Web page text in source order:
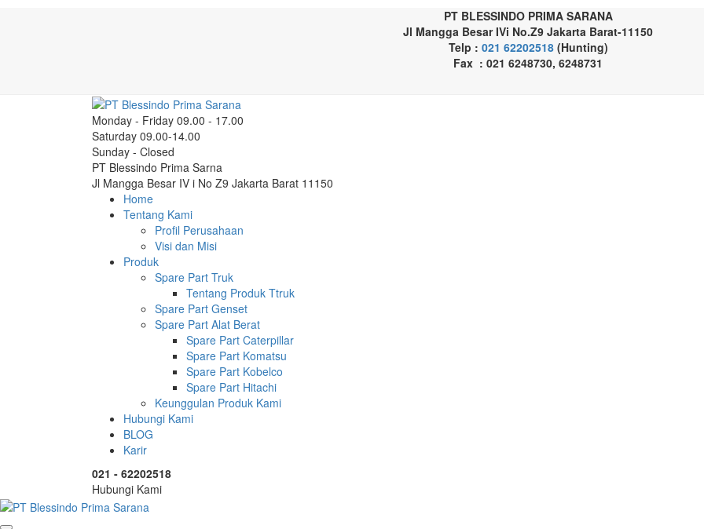
PT BLESSINDO PRIMA SARANA
Jl Mangga Besar IVi No.Z9 Jakarta Barat-11150
Telp : 021 62202518 (Hunting)
Fax : 021 6248730, 6248731
Monday - Friday 09.00 - 17.00
Saturday 09.00-14.00
Sunday - Closed
PT Blessindo Prima Sarna
Jl Mangga Besar IV i No Z9 Jakarta Barat 11150
Home
Tentang Kami
Profil Perusahaan
Visi dan Misi
Produk
Spare Part Truk
Tentang Produk Ttruk
Spare Part Genset
Spare Part Alat Berat
Spare Part Caterpillar
Spare Part Komatsu
Spare Part Kobelco
Spare Part Hitachi
Keunggulan Produk Kami
Hubungi Kami
BLOG
Karir
021 - 62202518
Hubungi Kami